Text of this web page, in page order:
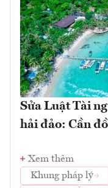
Sửa Luật Tài
hải đảo: Cần
Xem thêm
Khung pháp lý